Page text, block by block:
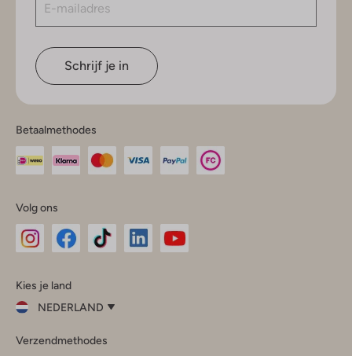
Schrijf je in
Betaalmethodes
Volg ons
InstagramFacebook
Kies je land
NEDERLAND
je
Verzendmethodes